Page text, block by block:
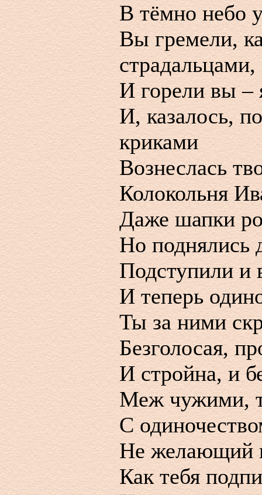
В тёмно небо
Вы гремели,
страдальцами,
И горели вы –
И, казалось,
криками
Вознеслась
Колокольня
Даже шапки
Но поднялись
Подступили и
И теперь
Ты за ними
Безголосая,
И стройна, и
Меж чужими,
С
Не желающий
Как тебя